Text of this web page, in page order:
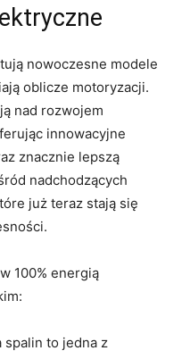
nowoczesne modele
oblicze motoryzacji.
nad rozwojem
innowacyjne
znacznie lepszą
nadchodzących
już teraz stają się
⁢100% energią
spalin to jedna z